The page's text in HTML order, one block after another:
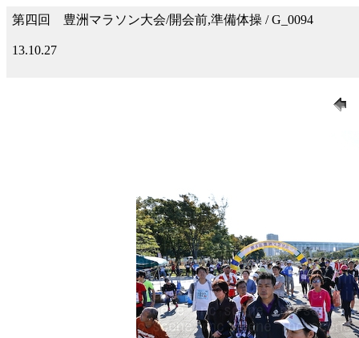
第四回 豊洲マラソン大会/開会前,準備体操 / G_0094
13.10.27